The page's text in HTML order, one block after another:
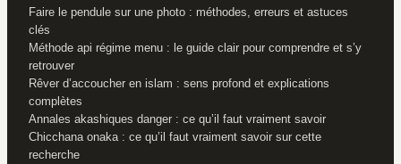
Faire le pendule sur une photo : méthodes, erreurs et astuces
clés
Méthode api régime menu : le guide clair pour comprendre et s’y
retrouver
Rêver d’accoucher en islam : sens profond et explications
complètes
Annales akashiques danger : ce qu’il faut vraiment savoir
Chicchana onaka : ce qu’il faut vraiment savoir sur cette
recherche